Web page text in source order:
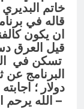
خاتم
قاله في
ان يكون
قيل العرق
تسكن في
دولار ؛
– الله يرحم